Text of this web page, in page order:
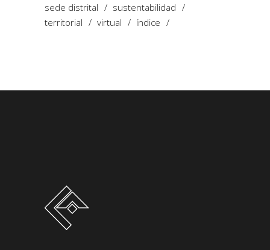
sede distrital
sustentabilidad
territorial
virtual índice